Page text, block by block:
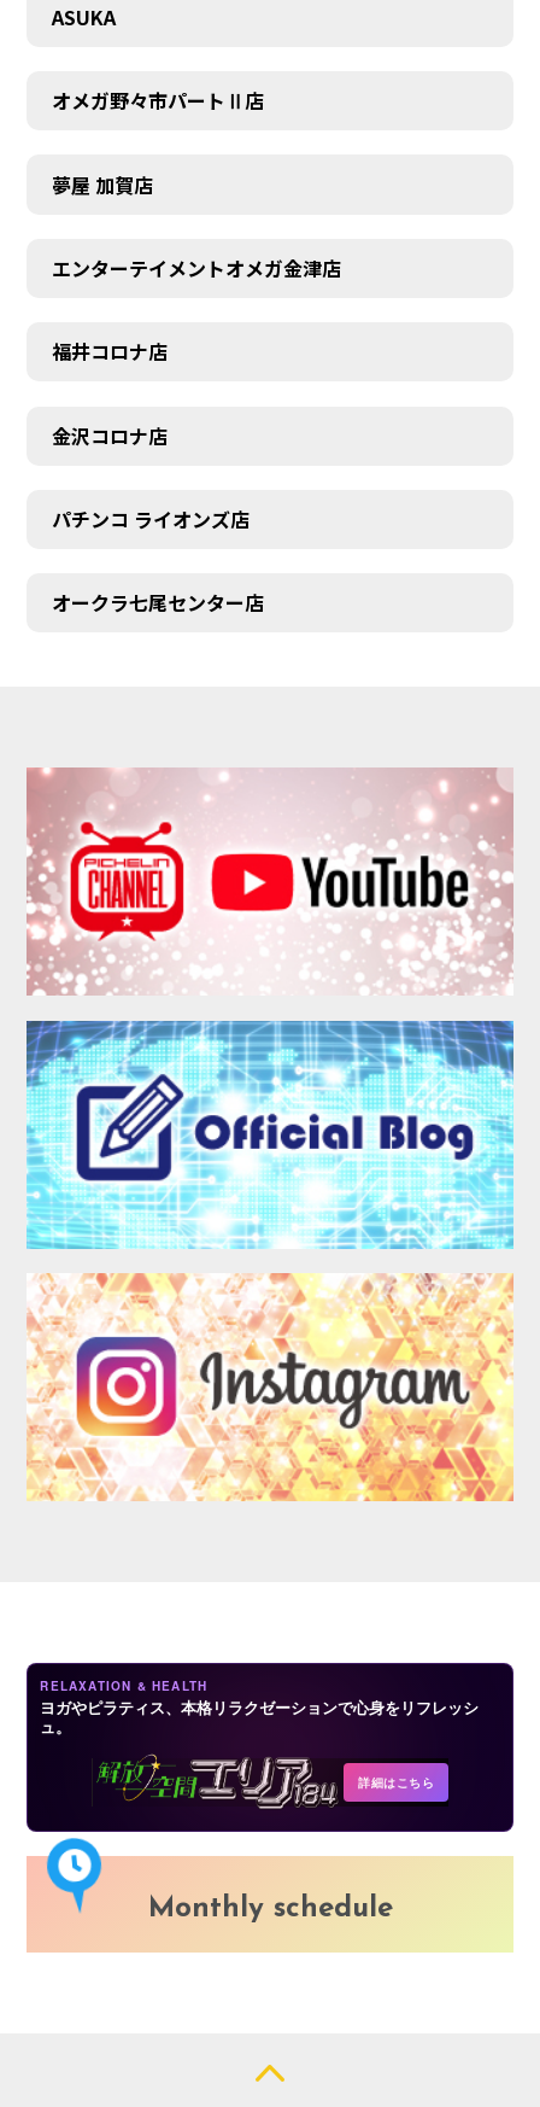
ASUKA
オメガ野々市パートⅡ店
夢屋 加賀店
エンターテイメントオメガ金津店
福井コロナ店
金沢コロナ店
パチンコ ライオンズ店
オークラ七尾センター店
RELAXATION & HEALTH
ヨガやピラティス、本格リラクゼーションで心身をリフレッシ
ュ。
詳細はこちら
Monthly schedule